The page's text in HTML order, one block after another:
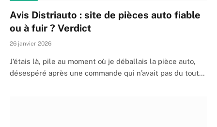
Avis Distriauto : site de pièces auto fiable
ou à fuir ? Verdict
26 janvier 2026
J’étais là, pile au moment où je déballais la pièce auto,
désespéré après une commande qui n’avait pas du tout…